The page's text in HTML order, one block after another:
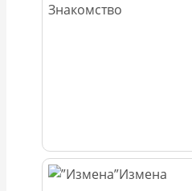
Знакомство
Измена